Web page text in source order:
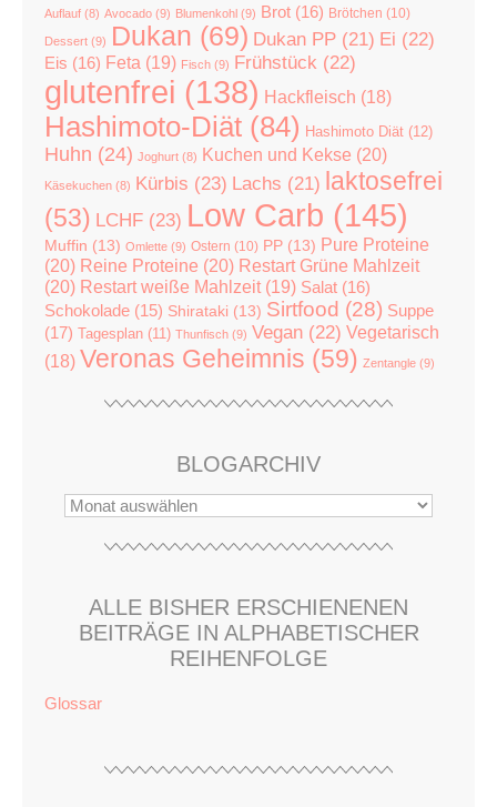
Auflauf (8) Avocado (9) Blumenkohl (9) Brot (16) Brötchen (10)
Dessert (9) Dukan (69) Dukan PP (21) Ei (22)
Eis (16) Feta (19) Fisch (9) Frühstück (22)
glutenfrei (138) Hackfleisch (18)
Hashimoto-Diät (84) Hashimoto Diät (12)
Huhn (24) Joghurt (8) Kuchen und Kekse (20)
Käsekuchen (8) Kürbis (23) Lachs (21) laktosefrei
(53) LCHF (23) Low Carb (145)
Muffin (13) Omlette (9) Ostern (10) PP (13) Pure Proteine
(20) Reine Proteine (20) Restart Grüne Mahlzeit
(20) Restart weiße Mahlzeit (19) Salat (16)
Schokolade (15) Shirataki (13) Sirtfood (28) Suppe
(17) Tagesplan (11) Thunfisch (9) Vegan (22) Vegetarisch
(18) Veronas Geheimnis (59) Zentangle (9)
BLOGARCHIV
ALLE BISHER ERSCHIENENEN
BEITRÄGE IN ALPHABETISCHER
REIHENFOLGE
Glossar